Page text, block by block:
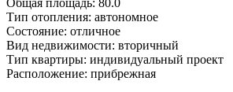
Тип отопления: автономное
Состояние: отличное
Вид недвижимости: вторичный
Тип квартиры: индивидуальный проект
Расположение: прибрежная